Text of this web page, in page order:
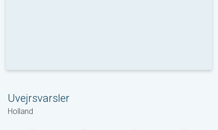
Uvejrsvarsler
Holland